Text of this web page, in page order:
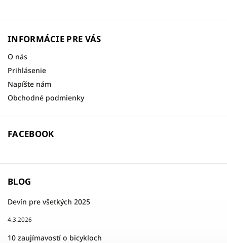
INFORMÁCIE PRE VÁS
O nás
Prihlásenie
Napíšte nám
Obchodné podmienky
FACEBOOK
BLOG
Devín pre všetkých 2025
4.3.2026
10 zaujímavostí o bicykloch